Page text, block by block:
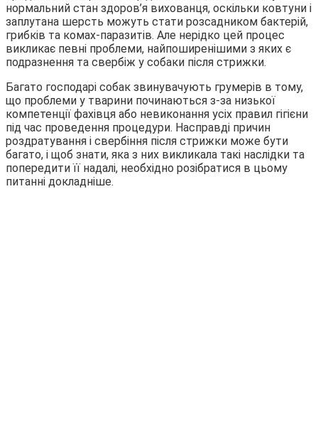
нормальний стан здоров’я вихованця, оскільки ковтуни і
заплутана шерсть можуть стати розсадником бактерій,
грибків та комах-паразитів. Але нерідко цей процес
викликає певні проблеми, найпоширенішими з яких є
подразнення та свербіж у собаки після стрижки.
Багато господарі собак звинувачують грумерів в тому,
що проблеми у тварини починаються з-за низької
компетенції фахівця або невиконання усіх правил гігієни
під час проведення процедури. Насправді причин
роздратування і свербіння після стрижки може бути
багато, і щоб знати, яка з них викликала такі наслідки та
попередити її надалі, необхідно розібратися в цьому
питанні докладніше.